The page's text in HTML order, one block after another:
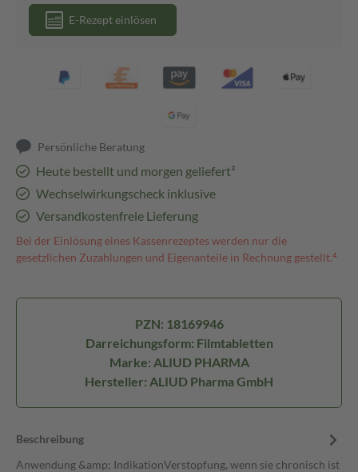
E-Rezept einlösen
Persönliche Beratung
Heute bestellt und morgen geliefert³
Wechselwirkungscheck inklusive
Versandkostenfreie Lieferung
Bei der Einlösung eines Kassenrezeptes werden nur die
gesetzlichen Zuzahlungen und Eigenanteile in Rechnung gestellt.⁴
PZN: 18169946
Darreichungsform: Filmtabletten
Marke: ALIUD PHARMA
Hersteller: ALIUD Pharma GmbH
Beschreibung
Anwendung &amp; IndikationVerstopfung, wenn sie chronisch ist